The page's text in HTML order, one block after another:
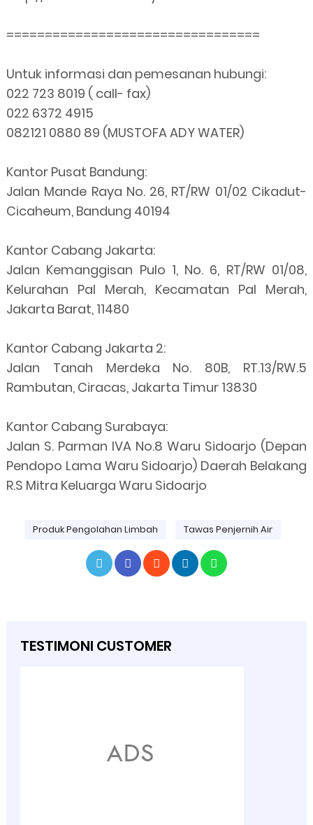
=================================
Untuk informasi dan pemesanan hubungi:
022 723 8019 ( call- fax)
022 6372 4915
082121 0880 89 (MUSTOFA ADY WATER)
Kantor Pusat Bandung:
Jalan Mande Raya No. 26, RT/RW 01/02 Cikadut-
Cicaheum, Bandung 40194
Kantor Cabang Jakarta:
Jalan Kemanggisan Pulo 1, No. 6, RT/RW 01/08,
Kelurahan Pal Merah, Kecamatan Pal Merah,
Jakarta Barat, 11480
Kantor Cabang Jakarta 2:
Jalan Tanah Merdeka No. 80B, RT.13/RW.5
Rambutan, Ciracas, Jakarta Timur 13830
Kantor Cabang Surabaya:
Jalan S. Parman IVA No.8 Waru Sidoarjo (Depan
Pendopo Lama Waru Sidoarjo) Daerah Belakang
R.S Mitra Keluarga Waru Sidoarjo
Produk Pengolahan Limbah Tawas Penjernih Air
TESTIMONI CUSTOMER